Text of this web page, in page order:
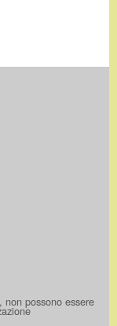
possono essere